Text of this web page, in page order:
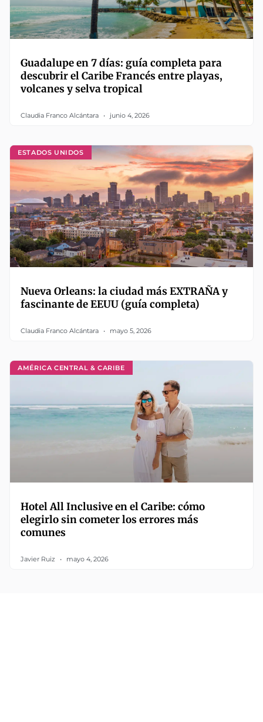
Guadalupe en 7 días: guía completa para
descubrir el Caribe Francés entre playas,
volcanes y selva tropical
Claudia Franco Alcántara junio 4, 2026
ESTADOS UNIDOS
Nueva Orleans: la ciudad más EXTRAÑA y
fascinante de EEUU (guía completa)
Claudia Franco Alcántara mayo 5, 2026
AMÉRICA CENTRAL & CARIBE
Hotel All Inclusive en el Caribe: cómo
elegirlo sin cometer los errores más
comunes
Javier Ruiz mayo 4, 2026